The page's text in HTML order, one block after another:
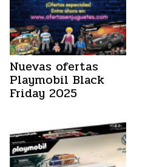
Nuevas ofertas
Playmobil Black
Friday 2025